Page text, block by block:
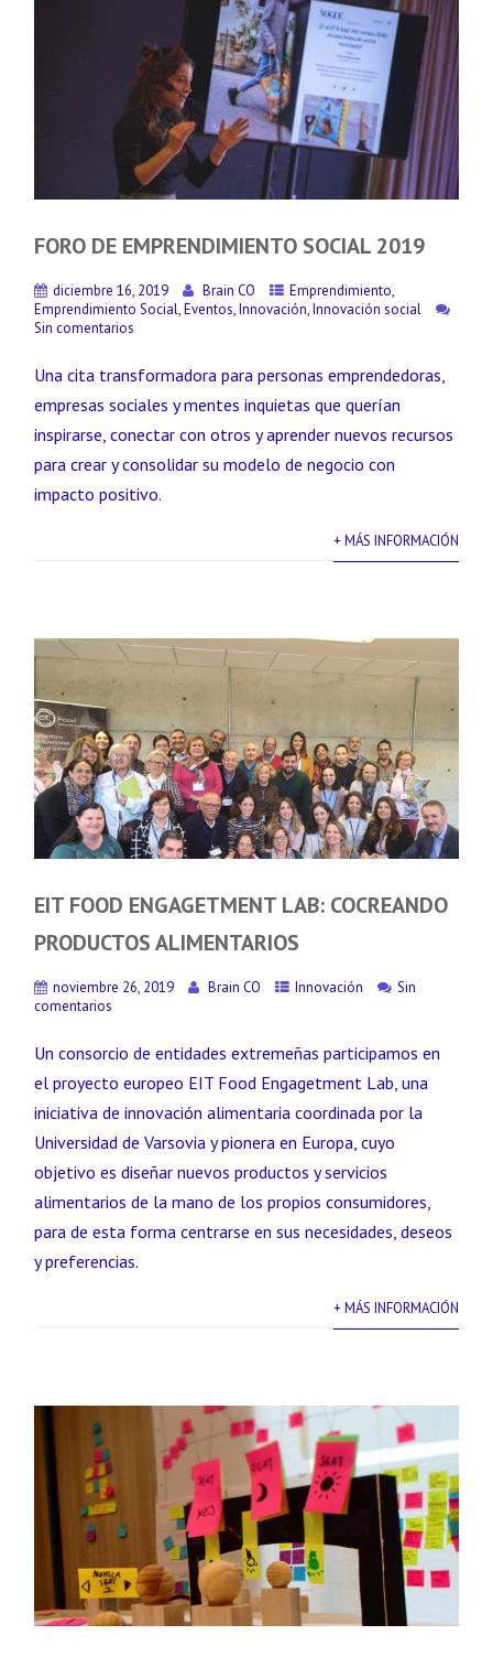
FORO DE EMPRENDIMIENTO SOCIAL 2019
diciembre 16, 2019 Brain CO Emprendimiento,
Emprendimiento Social,Eventos,Innovación,Innovación social
Sin comentarios
Una cita transformadora para personas emprendedoras,
empresas sociales y mentes inquietas que querían
inspirarse, conectar con otros y aprender nuevos recursos
para crear y consolidar su modelo de negocio con
impacto positivo.
+ MÁS INFORMACIÓN
EIT FOOD ENGAGETMENT LAB: COCREANDO
PRODUCTOS ALIMENTARIOS
noviembre 26, 2019 Brain CO Innovación
Sin
comentarios
Un consorcio de entidades extremeñas participamos en
el proyecto europeo EIT Food Engagetment Lab, una
iniciativa de innovación alimentaria coordinada por la
Universidad de Varsovia y pionera en Europa, cuyo
objetivo es diseñar nuevos productos y servicios
alimentarios de la mano de los propios consumidores,
para de esta forma centrarse en sus necesidades, deseos
y preferencias.
+ MÁS INFORMACIÓN